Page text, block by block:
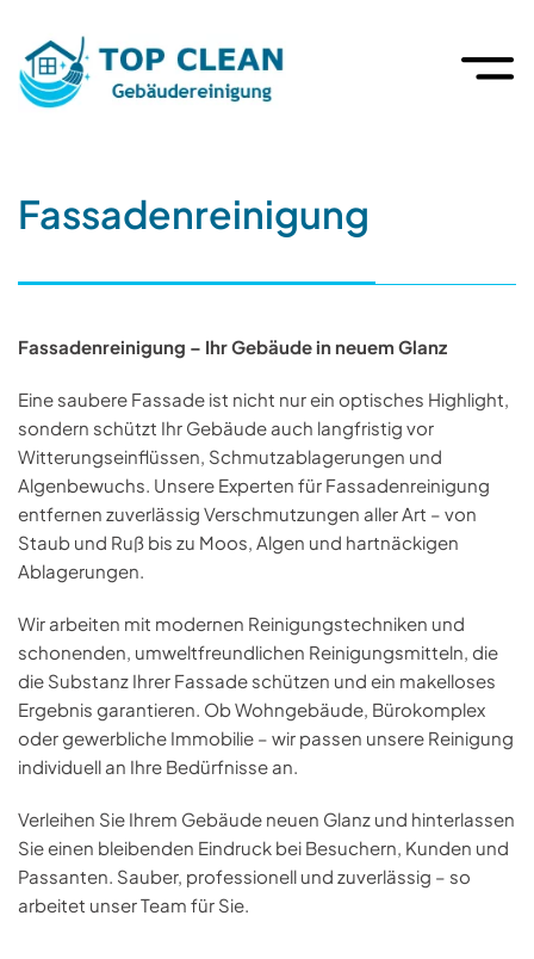
Fassadenreinigung
Fassadenreinigung – Ihr Gebäude in neuem Glanz
Eine saubere Fassade ist nicht nur ein optisches Highlight,
sondern schützt Ihr Gebäude auch langfristig vor
Witterungseinflüssen, Schmutzablagerungen und
Algenbewuchs. Unsere Experten für Fassadenreinigung
entfernen zuverlässig Verschmutzungen aller Art – von
Staub und Ruß bis zu Moos, Algen und hartnäckigen
Ablagerungen.
Wir arbeiten mit modernen Reinigungstechniken und
schonenden, umweltfreundlichen Reinigungsmitteln, die
die Substanz Ihrer Fassade schützen und ein makelloses
Ergebnis garantieren. Ob Wohngebäude, Bürokomplex
oder gewerbliche Immobilie – wir passen unsere Reinigung
individuell an Ihre Bedürfnisse an.
Verleihen Sie Ihrem Gebäude neuen Glanz und hinterlassen
Sie einen bleibenden Eindruck bei Besuchern, Kunden und
Passanten. Sauber, professionell und zuverlässig – so
arbeitet unser Team für Sie.
Über uns
Team
Unterhaltsreinigung
Fassadenreinigung
Hausmeistertätigkeiten
Sonderreinigung
Leistungen A – Z
Datenschutz